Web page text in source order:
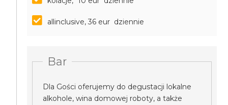
allinclusive, 36 eur dziennie
Bar
Dla Gości oferujemy do degustacji lokalne
alkohole, wina domowej roboty, a także